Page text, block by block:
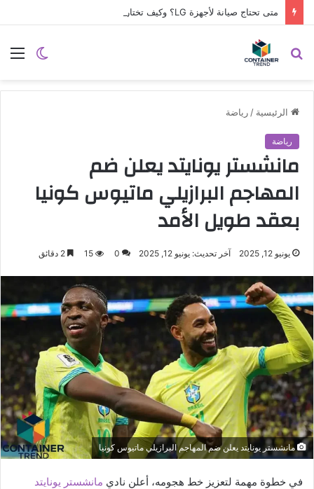
نموذج التواصل
إرسال
الوضع
بحث
الرئيسية / رياضة
رياضة
مانشستر يونايتد يعلن ضم
المهاجم البرازيلي ماتيوس كونيا
بعقد طويل الأمد
يونيو 12, 2025 آخر تحديث: يونيو 12, 2025 0
15
مانشستر يونايتد يعلن ضم المهاجم البرازيلي ماتيوس كونيا
في خطوة مهمة لتعزيز خط هجومه، أعلن نادي مانشستر يونايتد